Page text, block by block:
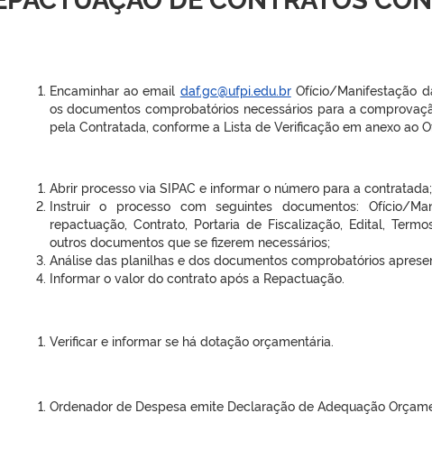
Encaminhar ao email daf.gc@ufpi.edu.brOfício/Manifestação
os documentos comprobatórios necessários para a
pela Contratada, conforme a Lista de Verificação em anexo ao
Abrir processo via SIPAC e informar o número para a contratada;
Instruir o processo com seguintes documentos: Ofício/
repactuação, Contrato, Portaria de Fiscalização, Edital,
outros documentos que se fizerem necessários;
Análise das planilhas e dos documentos comprobatórios
Informar o valor do contrato após a Repactuação.
Verificar e informar se há dotação orçamentária.
Ordenador de Despesa emite Declaração de Adequação